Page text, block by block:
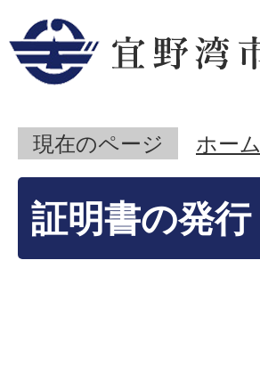
現在のページ ホーム
証明書の発行